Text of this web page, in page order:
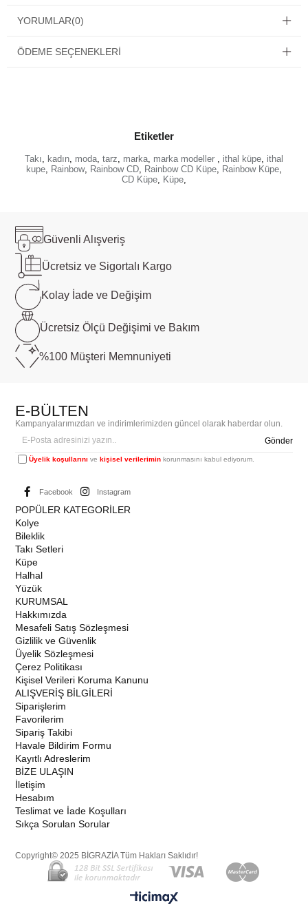
YORUMLAR(0)
ÖDEME SEÇENEKLERI
Etiketler
Takı, kadın, moda, tarz, marka, marka modeller , ithal küpe, ithal
kupe, Rainbow, Rainbow CD, Rainbow CD Küpe, Rainbow Küpe,
CD Küpe, Küpe,
Güvenli Alışveriş
Ücretsiz ve Sigortalı Kargo
Kolay İade ve Değişim
Ücretsiz Ölçü Değişimi ve Bakım
%100 Müşteri Memnuniyeti
E-BÜLTEN
Kampanyalarımızdan ve indirimlerimizden güncel olarak haberdar olun.
Gönder
Üyelik koşullarını vekişisel verilerimin korunmasını kabul ediyorum.
Facebook Instagram
POPÜLER KATEGORİLER
Kolye
Bileklik
Takı Setleri
Küpe
Halhal
Yüzük
KURUMSAL
Hakkımızda
Mesafeli Satış Sözleşmesi
Gizlilik ve Güvenlik
Üyelik Sözleşmesi
Çerez Politikası
Kişisel Verileri Koruma Kanunu
ALIŞVERİŞ BİLGİLERİ
Siparişlerim
Favorilerim
Sipariş Takibi
Havale Bildirim Formu
Kayıtlı Adreslerim
BİZE ULAŞIN
İletişim
Hesabım
Teslimat ve İade Koşulları
Sıkça Sorulan Sorular
Copyright© 2025 BİGRAZİA Tüm Hakları Saklıdır!